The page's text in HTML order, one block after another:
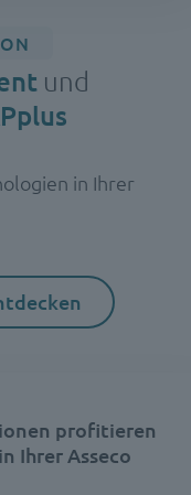
und
in Ihrer
profitieren
Ihrer Asseco